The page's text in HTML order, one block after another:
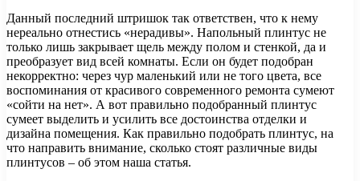
Данный последний штришок так ответствен, что к нему
нереально отнестись «нерадивы». Напольный плинтус не
только лишь закрывает щель между полом и стенкой, да и
преобразует вид всей комнаты. Если он будет подобран
некорректно: через чур маленький или не того цвета, все
воспоминания от красивого современного ремонта сумеют
«сойти на нет». А вот правильно подобранный плинтус
сумеет выделить и усилить все достоинства отделки и
дизайна помещения. Как правильно подобрать плинтус, на
что направить внимание, сколько стоят различные виды
плинтусов – об этом наша статья.